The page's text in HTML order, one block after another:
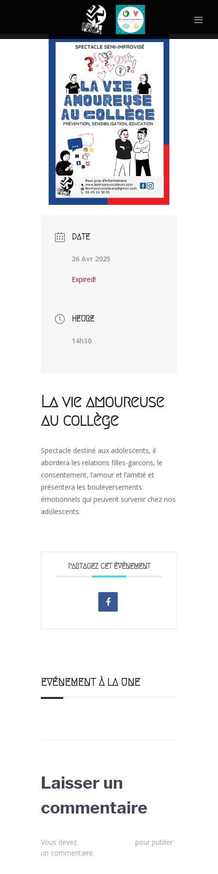
DATE
26 Avr 2025
Expired!
HEURE
14h30
La vie amoureuse
au collège
Spectacle destiné aux adolescents, il
abordera les relations filles-garcons, le
consentement, l’amour et l’amitié et
présentera les bouleversements
émotionnels qui peuvent survenir chez nos
adolescents.
PARTAGEZ CET ÉVÉNEMENT
EVÉNEMENT À LA UNE
Laisser un
commentaire
Vous devez
pour publier
un commentaire.